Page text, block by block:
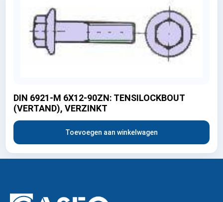
DIN 6921-M 6X12-90ZN: TENSILOCKBOUT
(VERTAND), VERZINKT
Toevoegen aan winkelwagen